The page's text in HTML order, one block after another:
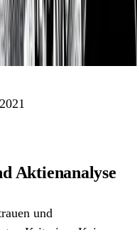
Aktienanalyse
und